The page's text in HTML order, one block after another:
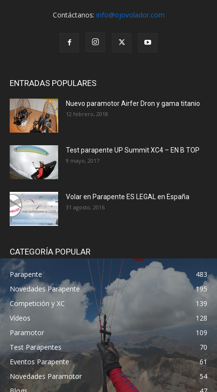
Contáctanos: info@ojovolador.com
ENTRADAS POPULARES
Nuevo paramotor Airfer Dron y gama titanio
12 febrero, 2018
Test parapente UP Summit XC4 – EN B TOP
9 mayo, 2017
Volar en Parapente ES LEGAL en España
31 agosto, 2016
CATEGORÍA POPULAR
Parapente
483
Novedades Parapente
195
Competición y XC
139
Vídeos
128
Paramotor
109
Test Parapentes
70
Eventos Parapente
61
Novedades Paramotor
54